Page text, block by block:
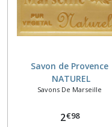
Savon de Provence
NATUREL
Savons De Marseille
2€98